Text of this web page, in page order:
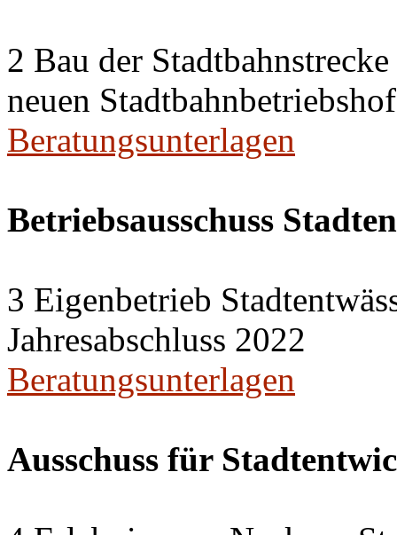
2 Bau der
neuen
Beratungsunterlagen
Betriebsausschuss
3 Eigenbetrieb
Jahresabschluss 2022
Beratungsunterlagen
Ausschuss für